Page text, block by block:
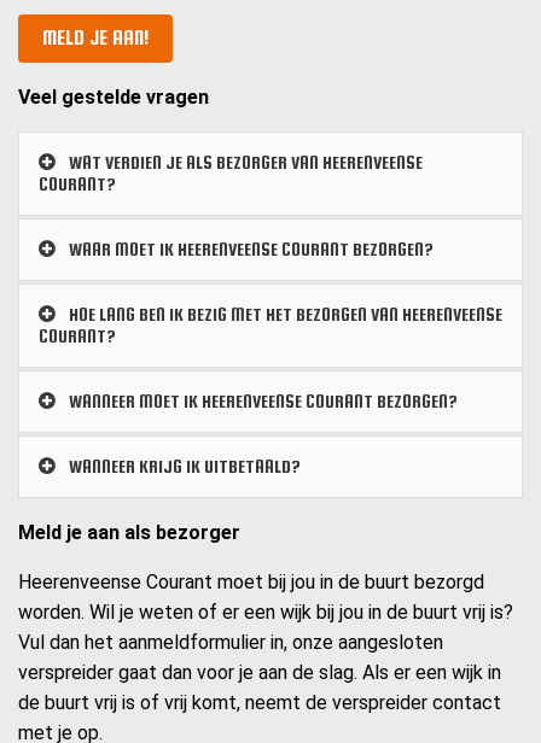
MELD JE AAN!
Veel gestelde vragen
WAT VERDIEN JE ALS BEZORGER VAN HEERENVEENSE
COURANT?
WAAR MOET IK HEERENVEENSE COURANT BEZORGEN?
HOE LANG BEN IK BEZIG MET HET BEZORGEN VAN HEERENVEENSE
COURANT?
WANNEER MOET IK HEERENVEENSE COURANT BEZORGEN?
WANNEER KRIJG IK UITBETAALD?
Meld je aan als bezorger
Heerenveense Courant moet bij jou in de buurt bezorgd
worden. Wil je weten of er een wijk bij jou in de buurt vrij is?
Vul dan het aanmeldformulier in, onze aangesloten
verspreider gaat dan voor je aan de slag. Als er een wijk in
de buurt vrij is of vrij komt, neemt de verspreider contact
met je op.